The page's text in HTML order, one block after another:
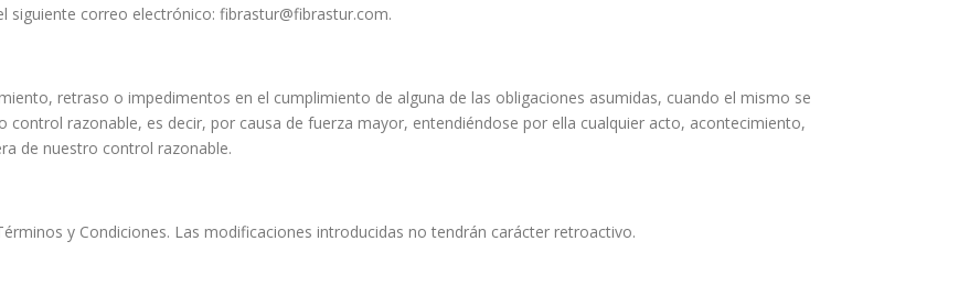
siguiente correo electrónico: fibrastur@fibrastur.com.
retraso o impedimentos en el cumplimiento de alguna de las obligaciones asumidas, cuando el mismo se
razonable, es decir, por causa de fuerza mayor, entendiéndose por ella cualquier acto, acontecimiento,
de nuestro control razonable.
y Condiciones. Las modificaciones introducidas no tendrán carácter retroactivo.